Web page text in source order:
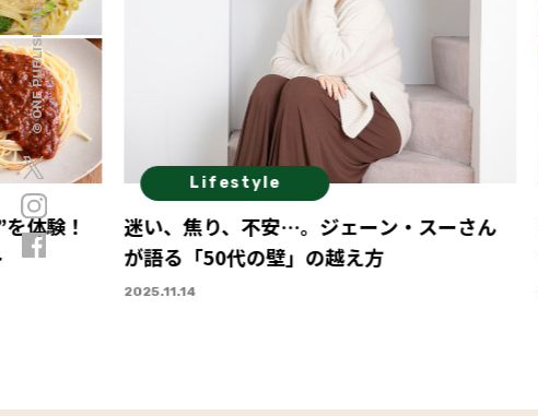
© ONE PUBLISHING
体験！
Lifestyle
迷い、焦り、不安…。ジェーン・スーさん
が語る「50代の壁」の越え方
2025.11.14